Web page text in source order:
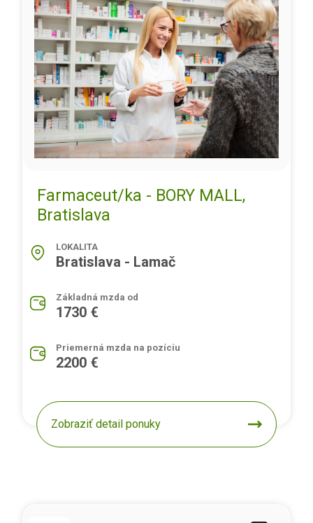
Farmaceut/ka - BORY MALL,
Bratislava
LOKALITA
Bratislava - Lamač
Základná mzda od
1730 €
Priemerná mzda na pozíciu
2200 €
Zobraziť detail ponuky